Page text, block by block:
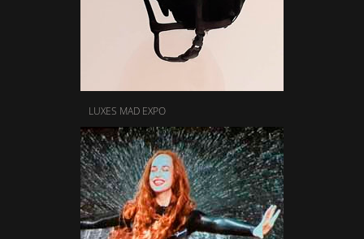
LUXES MAD EXPO